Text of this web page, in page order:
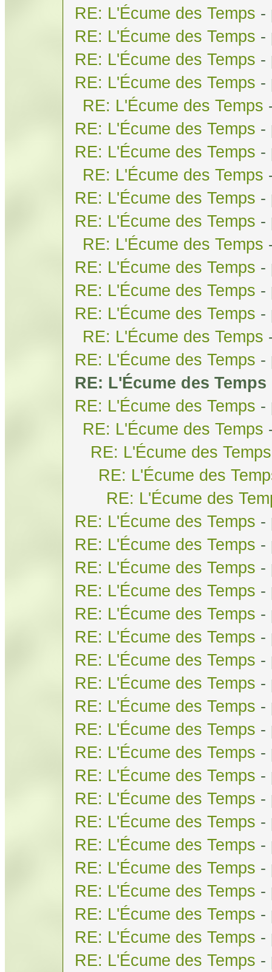
RE: L'Écume des Temps -
RE: L'Écume des Temps -
RE: L'Écume des Temps -
RE: L'Écume des Temps -
RE: L'Écume des Temps
RE: L'Écume des Temps -
RE: L'Écume des Temps -
RE: L'Écume des Temps
RE: L'Écume des Temps -
RE: L'Écume des Temps -
RE: L'Écume des Temps
RE: L'Écume des Temps -
RE: L'Écume des Temps -
RE: L'Écume des Temps -
RE: L'Écume des Temps
RE: L'Écume des Temps -
RE: L'Écume des Temps
RE: L'Écume des Temps -
RE: L'Écume des Temps
RE: L'Écume des Temps
RE: L'Écume des
RE: L'Écume des
RE: L'Écume des Temps -
RE: L'Écume des Temps -
RE: L'Écume des Temps -
RE: L'Écume des Temps -
RE: L'Écume des Temps -
RE: L'Écume des Temps -
RE: L'Écume des Temps -
RE: L'Écume des Temps -
RE: L'Écume des Temps -
RE: L'Écume des Temps -
RE: L'Écume des Temps -
RE: L'Écume des Temps -
RE: L'Écume des Temps -
RE: L'Écume des Temps -
RE: L'Écume des Temps -
RE: L'Écume des Temps -
RE: L'Écume des Temps -
RE: L'Écume des Temps -
RE: L'Écume des Temps -
RE: L'Écume des Temps -